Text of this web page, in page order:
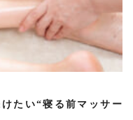
たい“寝る前マッサー